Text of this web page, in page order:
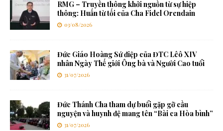
RMG – Truyền thông khởi nguồn từ sự hiệp
thông: Huấn từ tối của Cha Fidel Orendain
03/08/2026
Đức Giáo Hoàng Sứ điệp của ĐTC Lêô XIV
nhân Ngày Thế giới Ông bà và Người Cao tuổi
31/07/2026
Đức Thánh Cha tham dự buổi gặp gỡ cầu
nguyện và huynh đệ mang tên “Bài ca Hòa bình”
31/07/2026